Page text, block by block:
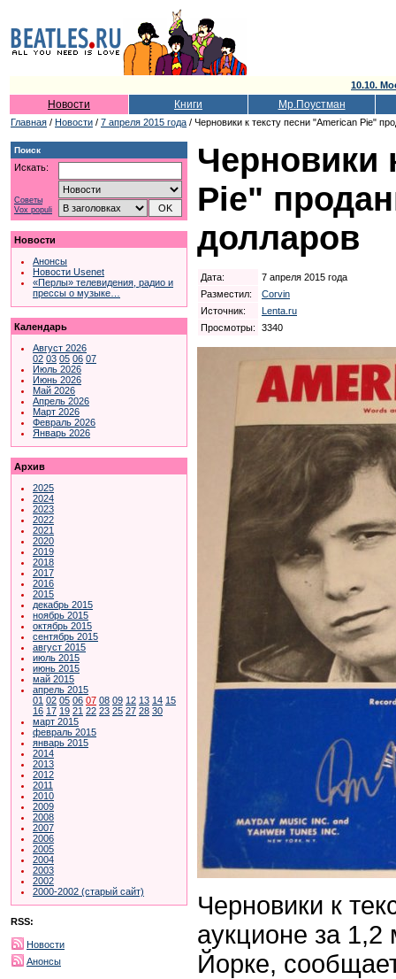
10.10.
Новости Книги Мр.Поустман
Главная / Новости / 7 апреля 2015 года / Черновики к тексту песни "American Pie"
Поиск
Искать:
Советы
Vox populi
Новости
Анонсы
Новости Usenet
«Перлы» телевидения, радио и
прессы о музыке…
Календарь
Август 2026
02 03 05 06 07
Июль 2026
Июнь 2026
Май 2026
Апрель 2026
Март 2026
Февраль 2026
Январь 2026
Архив
2025
2024
2023
2022
2021
2020
2019
2018
2017
2016
2015
декабрь 2015
ноябрь 2015
октябрь 2015
сентябрь 2015
август 2015
июль 2015
июнь 2015
май 2015
апрель 2015
01 02 05 06 07 08 09 12 13 14 15
16 17 19 21 22 23 25 27 28 30
март 2015
февраль 2015
январь 2015
2014
2013
2012
2011
2010
2009
2008
2007
2006
2005
2004
2003
2002
2000-2002 (старый сайт)
RSS:
Новости
Анонсы
Черновики
Pie"
долларов
Дата:
7 апреля 2015 года
Разместил:
Corvin
Источник:
Lenta.ru
Просмотры:
3340
Черновики к
аукционе за
Йорке,